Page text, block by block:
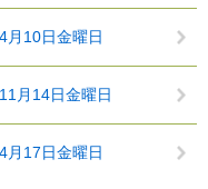
月10日金曜日
月14日金曜日
月17日金曜日